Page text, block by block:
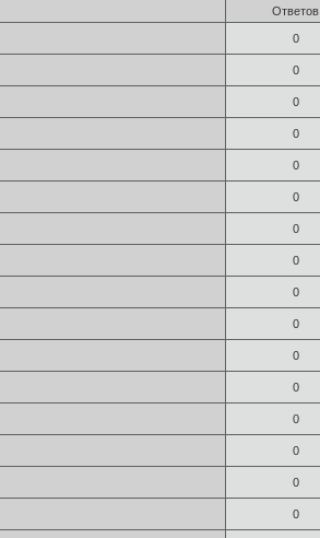
Ответов
0
0
0
0
0
0
0
0
0
0
0
0
0
0
0
0